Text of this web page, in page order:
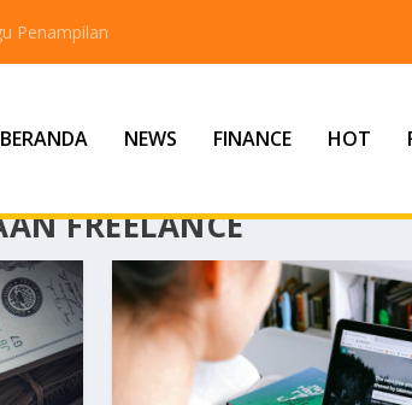
Penampilan
BERANDA NEWS FINANCE HOT
FREELANCE